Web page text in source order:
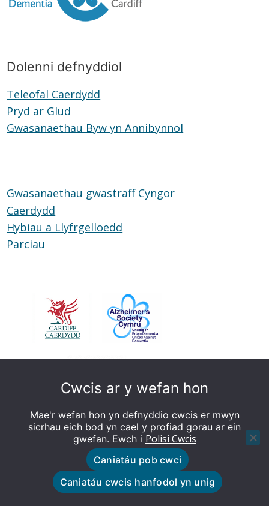
Dolenni defnyddiol
Teleofal Caerdydd
Pryd ar Glud
ar
Gwasanaethau Byw yn Annibynnol
Gwasanaethau gwastraff Cyngor
Caerdydd
Hybiau a Llyfrgelloedd
Parciau
Cwcis ar y wefan hon
Mae'r wefan hon yn defnyddio cwcis er mwyn
sicrhau eich bod yn cael y profiad gorau ar ein
gwefan. Ewch i Polisi Cwcis
Caniatáu pob cwci
Caniatáu cwcis hanfodol yn unig
© Caerdydd sy’n Deall Dementia - Gwefan wedi'i
gynllunio gan Tȋm y We Cyngor Caerdydd